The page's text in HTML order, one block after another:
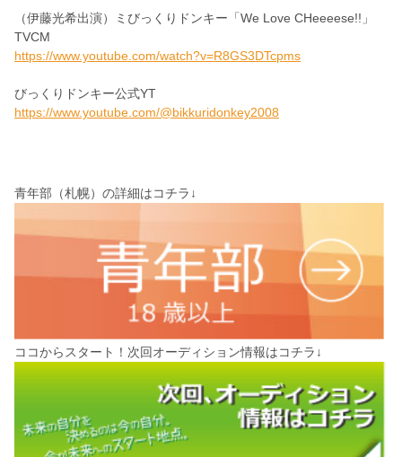
（伊藤光希出演）ミ びっくりドンキー「We Love CHeeeese!!」
TVCM
https://www.youtube.com/watch?v=R8GS3DTcpms
びっくりドンキー公式YT
https://www.youtube.com/@bikkuridonkey2008
青年部（札幌）の詳細はコチラ↓
ココからスタート！次回オーディション情報はコチラ↓